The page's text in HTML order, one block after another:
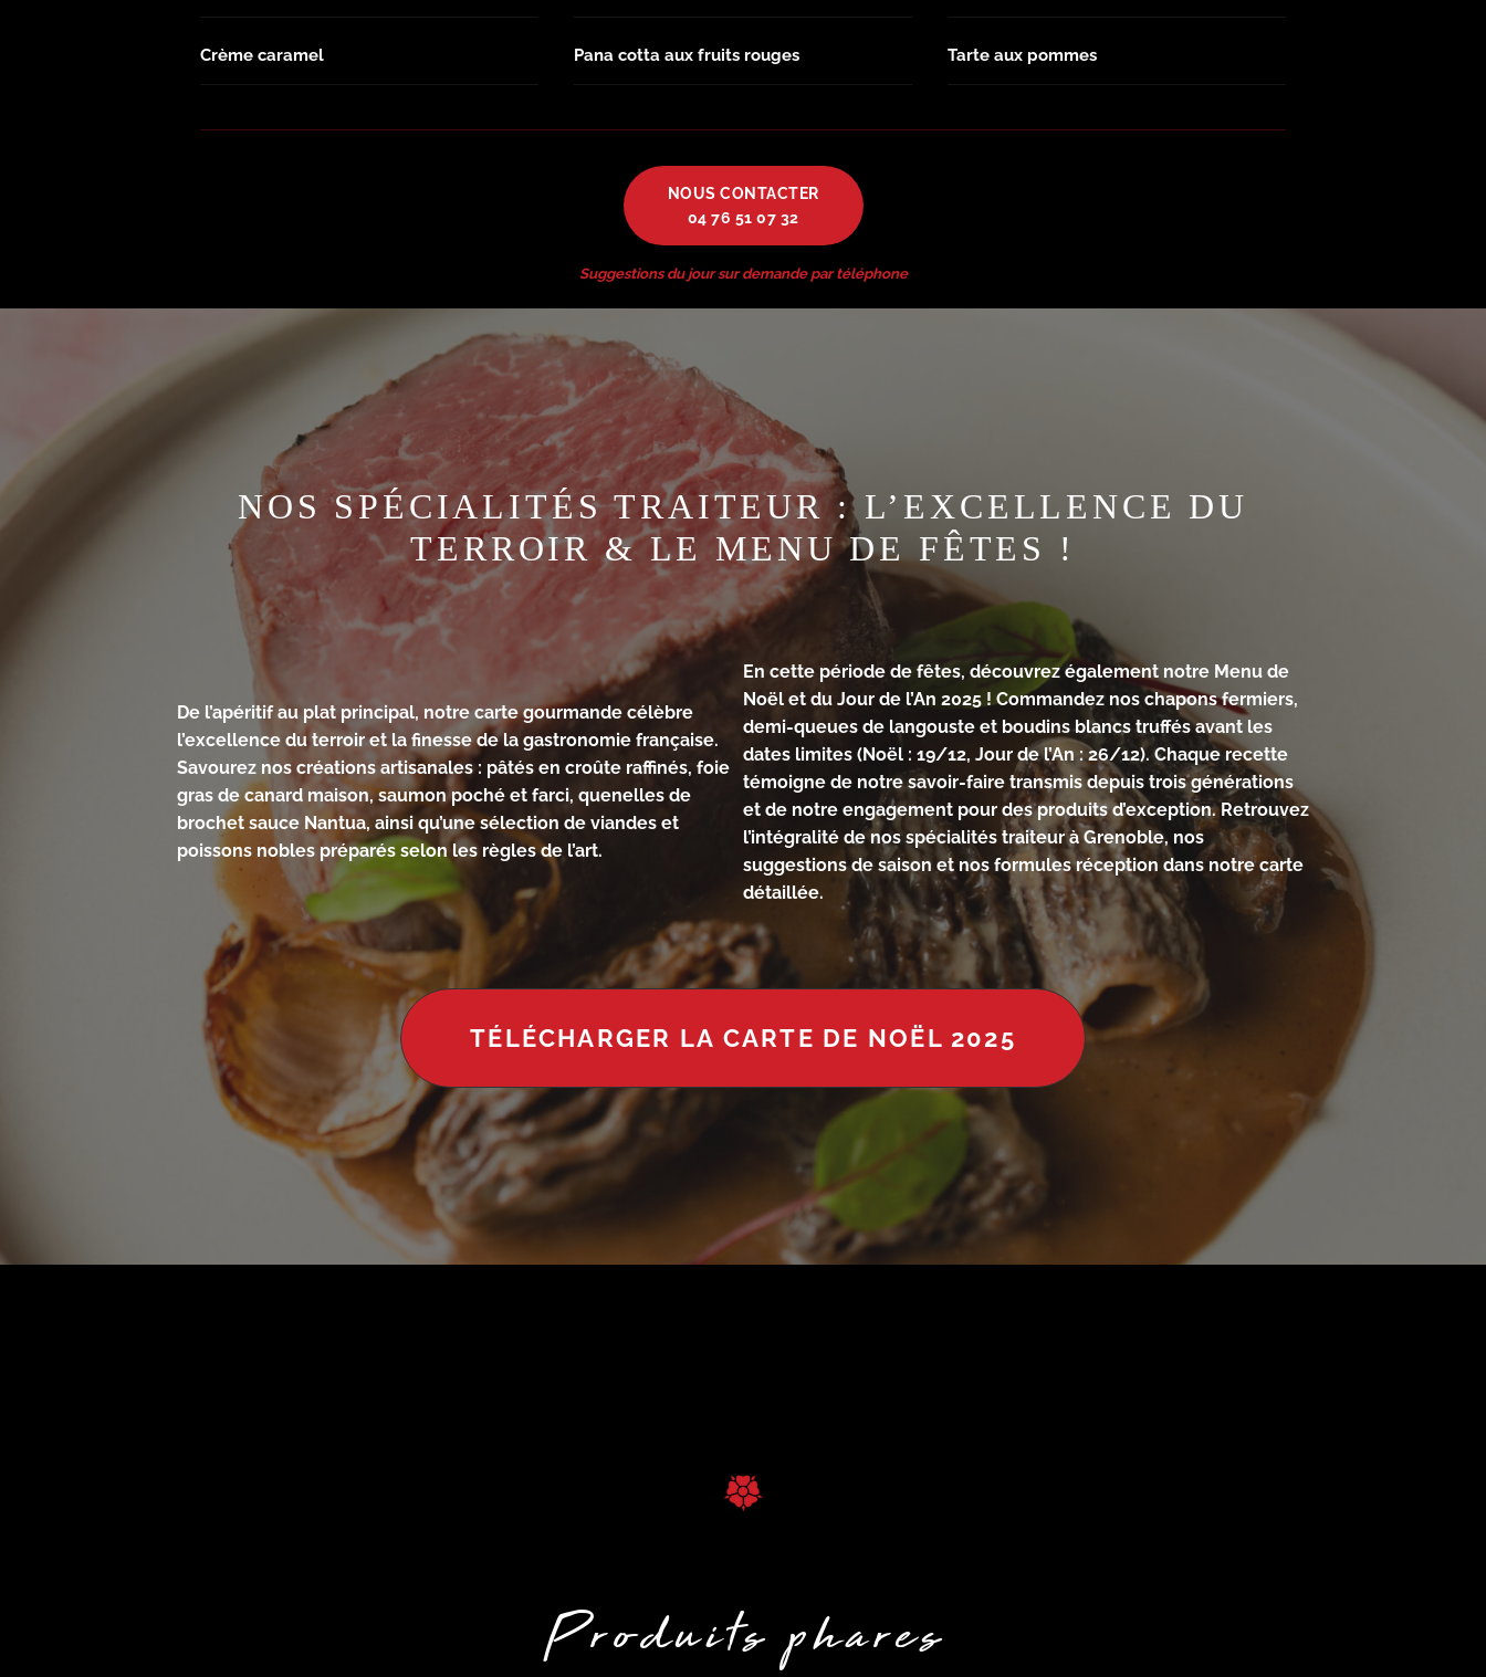
Crème caramel Pana cotta aux fruits rouges Tarte aux pommes
NOUS CONTACTER
04 76 51 07 32
Suggestions du jour sur demande par téléphone
NOS SPÉCIALITÉS TRAITEUR : L’EXCELLENCE DU
TERROIR & LE MENU DE FÊTES !
De l’apéritif au plat principal, notre carte gourmande célèbre
l’excellence du terroir et la finesse de la gastronomie française.
Savourez nos créations artisanales : pâtés en croûte raffinés, foie
gras de canard maison, saumon poché et farci, quenelles de
brochet sauce Nantua, ainsi qu’une sélection de viandes et
poissons nobles préparés selon les règles de l’art.
En cette période de fêtes, découvrez également notre Menu de
Noël et du Jour de l’An 2025 ! Commandez nos chapons fermiers,
demi-queues de langouste et boudins blancs truffés avant les
dates limites (Noël : 19/12, Jour de l’An : 26/12). Chaque recette
témoigne de notre savoir-faire transmis depuis trois générations
et de notre engagement pour des produits d’exception. Retrouvez
l’intégralité de nos spécialités traiteur à Grenoble, nos
suggestions de saison et nos formules réception dans notre carte
détaillée.
TÉLÉCHARGER LA CARTE DE NOËL 2025
Produits phares